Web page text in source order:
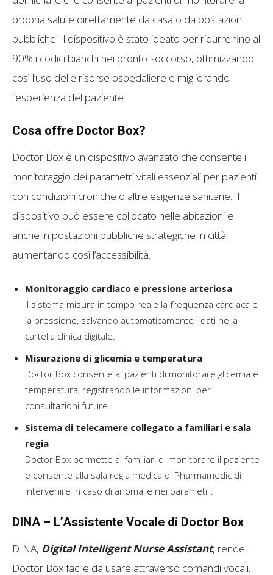
propria salute direttamente da casa o da postazioni
pubbliche. Il dispositivo è stato ideato per ridurre fino al
90% i codici bianchi nei pronto soccorso, ottimizzando
così l’uso delle risorse ospedaliere e migliorando
l’esperienza del paziente.
Cosa offre Doctor Box?
Doctor Box è un dispositivo avanzato che consente il
monitoraggio dei parametri vitali essenziali per pazienti
con condizioni croniche o altre esigenze sanitarie. Il
dispositivo può essere collocato nelle abitazioni e
anche in postazioni pubbliche strategiche in città,
aumentando così l’accessibilità.
Monitoraggio cardiaco e pressione arteriosa
Il sistema misura in tempo reale la frequenza cardiaca e
la pressione, salvando automaticamente i dati nella
cartella clinica digitale.
Misurazione di glicemia e temperatura
Doctor Box consente ai pazienti di monitorare glicemia e
temperatura, registrando le informazioni per
consultazioni future.
Sistema di telecamere collegato a familiari e sala
regia
Doctor Box permette ai familiari di monitorare il paziente
e consente alla sala regia medica di Pharmamedic di
intervenire in caso di anomalie nei parametri.
DINA – L’Assistente Vocale di Doctor Box
DINA, Digital Intelligent Nurse Assistant, rende
Doctor Box facile da usare attraverso comandi vocali.